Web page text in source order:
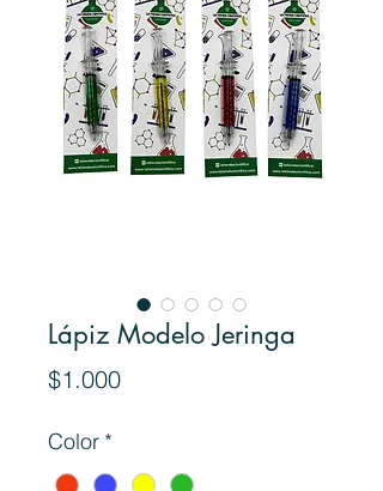
Lápiz Modelo Jeringa
$1.000Precio
Color *